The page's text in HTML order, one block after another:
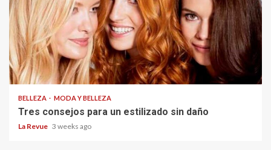
BELLEZA MODA Y BELLEZA
Tres consejos para un estilizado sin daño
La Revue 3 weeks ago